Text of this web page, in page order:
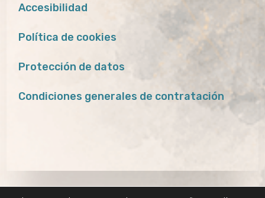
Accesibilidad
Política de cookies
Protección de datos
Condiciones generales de contratación